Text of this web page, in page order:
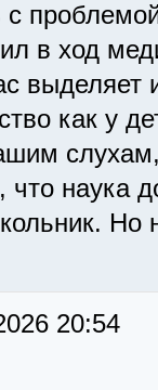
с
в ход
выделяет
как у
наука
Но
20:54